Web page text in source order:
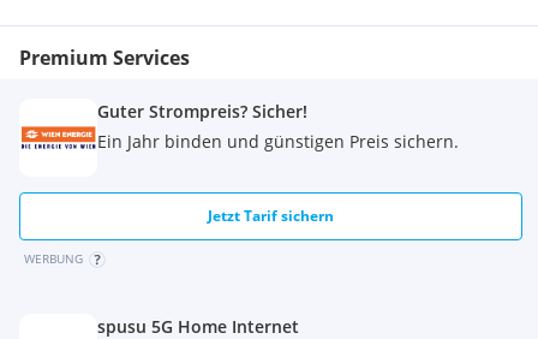
Verfügung
Buslinie 95A & 97A
Sonstige
Post <775m
Polizei <1350m
Premium Services
Guter Strompreis? Sicher!
Ein Jahr binden und günstigen Preis sichern.
Jetzt Tarif sichern
WERBUNG
spusu 5G Home Internet